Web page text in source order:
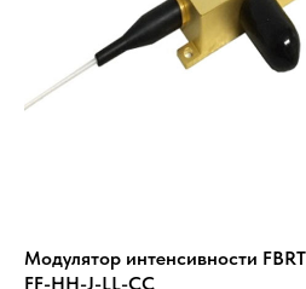
Модулятор интенсивности
FF-HH-J-LL-CC